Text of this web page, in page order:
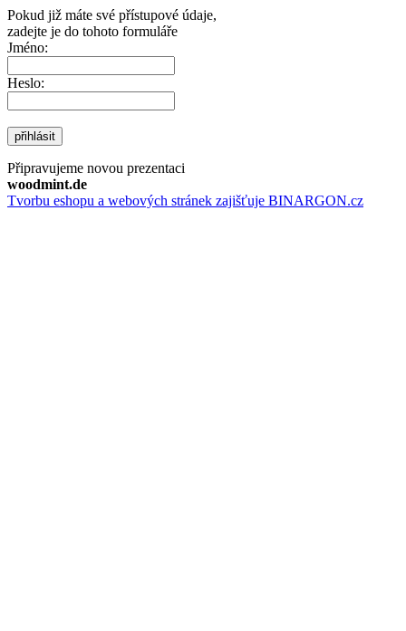
Pokud již máte své přístupové údaje,
zadejte je do tohoto formuláře
Jméno:
Heslo:
přihlásit
Připravujeme novou prezentaci
woodmint.de
Tvorbu eshopu a webových stránek zajišťuje BINARGON.cz